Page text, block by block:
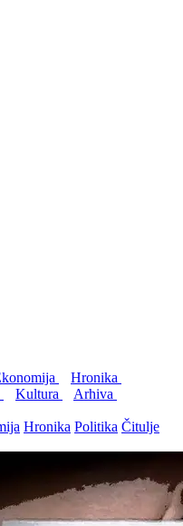
Hronika
Kultura
Arhiva
Hronika Politika Čitulje